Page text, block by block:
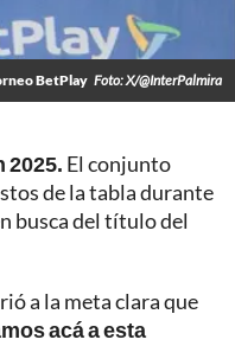
BetPlay Foto: X/@InterPalmira
2025. El conjunto
de la tabla durante
busca del título del
a la meta clara que
acá a esta